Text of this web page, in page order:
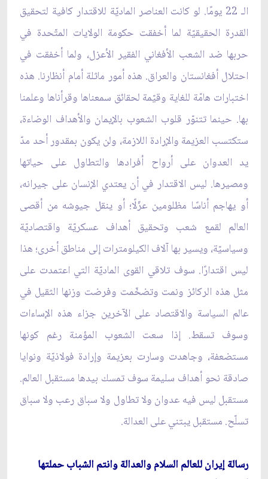
الـ 22 يومًا. لو كانت العناصر الماديّة للاقتدار كافية لتحقيق
القدرة الحقيقيّة لما أخفقت حكومة الولايات المتّحدة في
حربها ضد الشعب الأفغاني الفقير الأعزل، ولما أخفقت في
احتلال أفغانستان والعراق. هذه أمور ماثلة أمام أنظارنا. هذه
اختبارات هامّة للغاية وقيّمة لحقائق سمعناها وقرأناها وعلمنا
بها. حينما تتنوّر قلوب الشعوب بالإيمان والأهداف الوضاءة،
ستكتسب العزيمة والإرادة اللازمة، ولن يكون بمقدور أحد مدّ
يد العدوان على أرواح أفرادها والتطاول على حياتها
ومصيرها. ليس الاقتدار في أن يعتدي الإنسان على جيرانه،
أو يهاجم أناسًا مظلومين عزّلًا؛ أو ينقل جيوشه من أقصى
العالم لقمع شعب وتحقيق أهداف عسكريّة واقتصاديّة
وسياسيّة، ويسير بها آلاف الكيلومترات إلى مناطق أخرى؛ هذا
ليس اقتدارًا. سوف تلاقي القوى الماديّة التي اعتمدت على
مثل هذه الركائز ونمت وتضخّمت وفرضت وزنها الثقيل في
عالم السياسة والاقتصاد على الآخرين جزاء هذه الإساءات
وسوف تسقط. إذا سعت الشعوب المؤمنة رغم كونها
مستضعفة، وجاهدت وسارت بعزيمة وإرادة فولاذيّة ونوايا
صادقة نحو أهداف سليمة سوف تمسك بيدها مستقبل العالم.
مستقبل ليس فيه عدوان ولا تطاول ولا سباق رعب ولا سباق
تسلّح. مستقبل يبتني على العدالة.
رسالة إيران للعالم السلام والعدالة وانتم الشباب حملتها